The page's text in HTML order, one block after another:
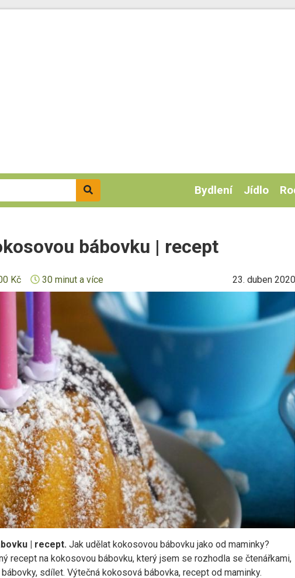
Bydlení Jídlo
bábovku | recept
Kč 30 minut a více 23. duben 2020
| recept. Jak udělat kokosovou bábovku jako od maminky?
recept na kokosovou bábovku, který jsem se rozhodla se čtenářkami,
sdílet. Výtečná kokosová bábovka, recept od maminky.